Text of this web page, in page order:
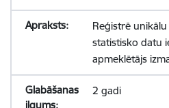
Reģistrē
statistisko datu
apmeklētājs
2 gadi